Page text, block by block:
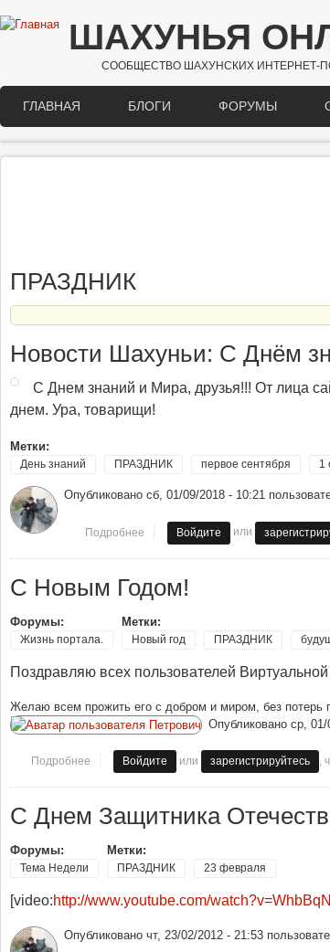
Перейти к основному содержанию
ШАХУНЬЯ
СООБЩЕСТВО ШАХУНСКИХ ИНТЕРНЕТ-
Main menu
ГЛАВНАЯ БЛОГИ ФОРУМЫ
ПРАЗДНИК
Новости Шахуньи: С Днём
С Днем знаний и Мира, друзья!!! От лица
днем. Ура, товарищи!
Метки:
День знаний ПРАЗДНИК первое сентября 1
Опубликовано сб, 01/09/2018 - 10:21
Подробнее о Новости Шахуньи: С Днём знаний
Войдите или
С Новым Годом!
Форумы:
Жизнь портала.
Метки:
Новый год ПРАЗДНИК
Поздравляю всех пользователей
Желаю всем прожить его с добром и миром, без потерь
Опубликовано ср, 01/
Подробнее о С Новым Годом!
Войдите или зарегистрируйтесь ,
С Днем Защитника
Форумы:
Тема Недели
Метки:
ПРАЗДНИК 23 февраля
[video:http://www.youtube.com/
Опубликовано чт, 23/02/2012 - 21:53